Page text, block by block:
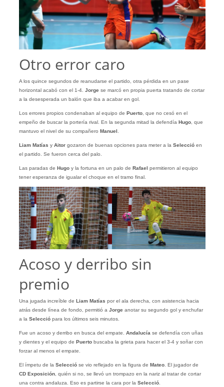
Otro error caro
A los quince segundos de reanudarse el partido, otra pérdida en un pase
horizontal acabó con el 1-4. Jorgese marcó en propia puerta tratando de cortar
a la desesperada un balón que iba a acabar en gol.
Los errores propios condenaban al equipo de Puerto, que no cesó en el
empeño de buscar la portería rival. En la segunda mitad la defendía Hugo, que
mantuvo el nivel de su compañero Manuel.
Liam Matías y Aitorgozaron de buenas opciones para meter a la Seleccióen
el partido. Se fueron cerca del palo.
Las paradas de Hugoy la fortuna en un palo de Rafael permitieron al equipo
tener esperanza de igualar el choque en el tramo final.
Acoso y derribo sin
premio
Una jugada increíble de Liam Matías por el ala derecha, con asistencia hacia
atrás desde línea de fondo, permitió a Jorgeanotar su segundo gol y enchufar
a la Selecciópara los últimos seis minutos.
Fue un acoso y derribo en busca del empate. Andalucía se defendía con uñas
y dientes y el equipo de Puertobuscaba la grieta para hacer el 3-4 y soñar con
forzar al menos el empate.
El ímpetu de la Seleccióse vio reflejado en la figura de Mateo. El jugador de
CD Exposición, quién si no, se llevó un trompazo en la nariz al tratar de cortar
una contra andaluza. Eso es partirse la cara por la Selecció.